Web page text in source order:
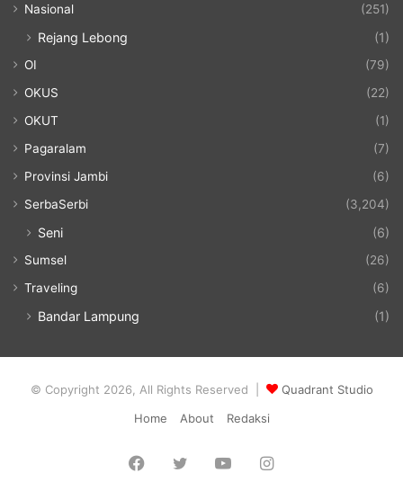
Nasional
(251)
Rejang Lebong (1)
OI
(79)
OKUS
(22)
OKUT
(1)
Pagaralam
(7)
Provinsi Jambi
(6)
SerbaSerbi
(3,204)
Seni (6)
Sumsel
(26)
Traveling
(6)
Bandar Lampung (1)
© Copyright 2026, All Rights Reserved |
Quadrant Studio
Home
About Redaksi
Facebook
Twitter YouTubeInstagram